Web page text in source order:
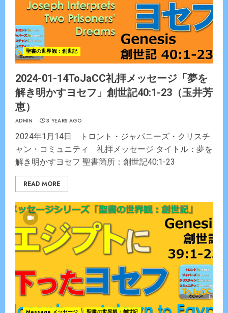
聖書の世界観：創世記
2024-01-14ToJaCC礼拝メッセージ「夢を
解き明かすヨセフ」創世記40:1-23（玉井芳
恵）
ADMIN 3 YEARS AGO
2024年1月14日 トロント・ジャパニーズ・クリスチ
ャン・コミュニティ 礼拝メッセージ タイトル：夢を
解き明かすヨセフ 聖書箇所：創世記40:1-23
READ MORE